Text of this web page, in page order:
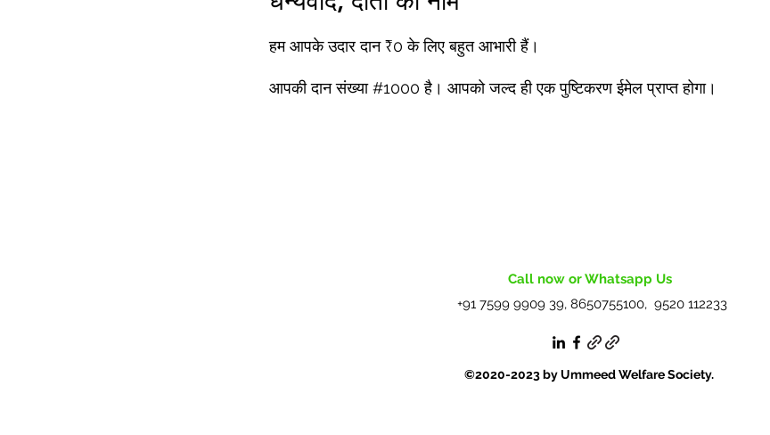
हम आपके उदार दान ₹0 के लिए बहुत आभारी हैं।
आपकी दान संख्या #1000 है। आपको जल्द ही एक पुष्टिकरण ईमेल प्राप्त होगा।
Call now or Whatsapp Us
+91 7599 9909 39, 8650755100, 9520 112233
©2020-2023 by Ummeed Welfare Society.